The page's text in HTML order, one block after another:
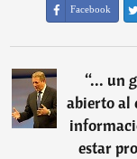
Facebook
“... un
abierto al
estar